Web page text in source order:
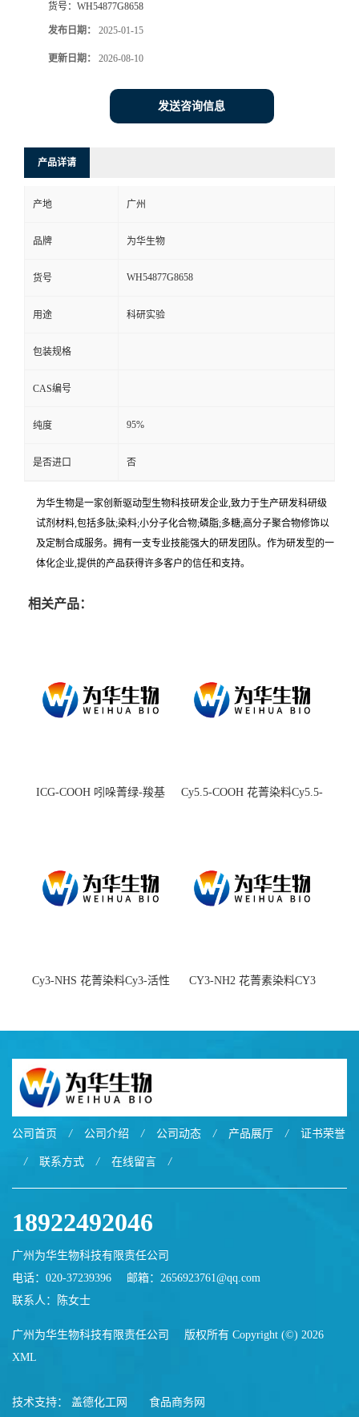
货号： WH54877G8658
发布日期： 2025-01-15
更新日期： 2026-08-10
发送咨询信息
产品详请
产地 广州
品牌 为华生物
货号 WH54877G8658
用途 科研实验
包装规格
CAS编号
纯度 95%
是否进口 否
为华生物是一家创新驱动型生物科技研发企业,致力于生产研发科研级
试剂材料,包括多肽;染料;小分子化合物;磷脂;多糖;高分子聚合物修饰以
及定制合成服务。拥有一支专业技能强大的研发团队。作为研发型的一
体化企业,提供的产品获得许多客户的信任和支持。
相关产品：
ICG-COOH 吲哚菁绿-羧基
Cy5.5-COOH 花菁染料Cy5.5-
Cy3-NHS 花菁染料Cy3-活性
CY3-NH2 花菁素染料CY3
公司首页 / 公司介绍 / 公司动态 / 产品展厅 / 证书荣誉
/ 联系方式 / 在线留言 /
18922492046
广州为华生物科技有限责任公司
电话：020-37239396
邮箱： 2656923761@qq.com
联系人：陈女士
广州为华生物科技有限责任公司
版权所有 Copyright (©) 2026
XML
技术支持： 盖德化工网 食品商务网